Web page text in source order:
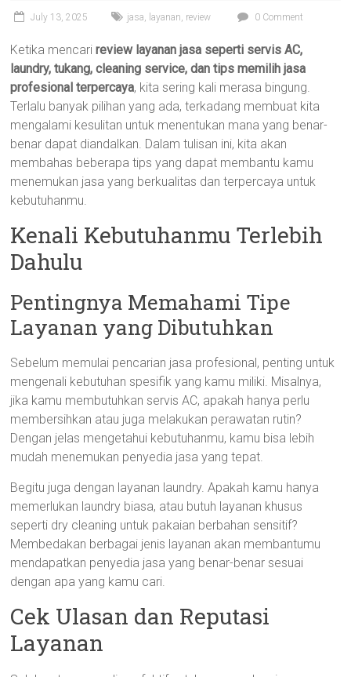
July 13, 2025 jasa, layanan, review 0 Comment
Ketika mencarireview layanan jasa seperti servis AC,
laundry, tukang, cleaning service, dan tips memilih jasa
profesional terpercaya, kita sering kali merasa bingung.
Terlalu banyak pilihan yang ada, terkadang membuat kita
mengalami kesulitan untuk menentukan mana yang benar-
benar dapat diandalkan. Dalam tulisan ini, kita akan
membahas beberapa tips yang dapat membantu kamu
menemukan jasa yang berkualitas dan terpercaya untuk
kebutuhanmu.
Kenali Kebutuhanmu Terlebih
Dahulu
Pentingnya Memahami Tipe
Layanan yang Dibutuhkan
Sebelum memulai pencarian jasa profesional, penting untuk
mengenali kebutuhan spesifik yang kamu miliki. Misalnya,
jika kamu membutuhkan servis AC, apakah hanya perlu
membersihkan atau juga melakukan perawatan rutin?
Dengan jelas mengetahui kebutuhanmu, kamu bisa lebih
mudah menemukan penyedia jasa yang tepat.
Begitu juga dengan layanan laundry. Apakah kamu hanya
memerlukan laundry biasa, atau butuh layanan khusus
seperti dry cleaning untuk pakaian berbahan sensitif?
Membedakan berbagai jenis layanan akan membantumu
mendapatkan penyedia jasa yang benar-benar sesuai
dengan apa yang kamu cari.
Cek Ulasan dan Reputasi
Layanan